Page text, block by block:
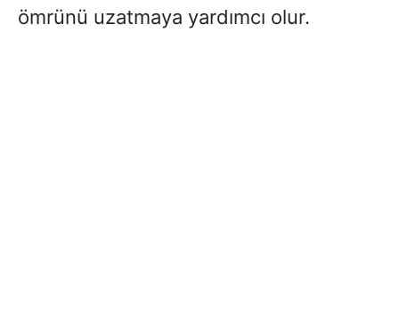
ömrünü uzatmaya yardımcı olur.